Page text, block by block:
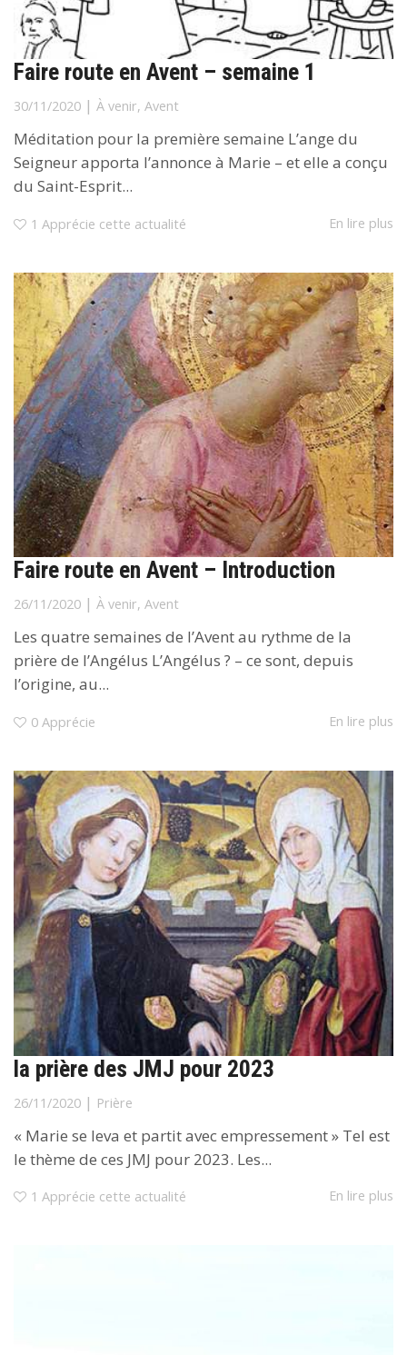
Faire route en Avent – semaine 1
30/11/2020 | À venir, Avent
Méditation pour la première semaine L’ange du
Seigneur apporta l’annonce à Marie – et elle a conçu
du Saint-Esprit...
1 Apprécie cette actualité En lire plus
Faire route en Avent – Introduction
26/11/2020 | À venir, Avent
Les quatre semaines de l’Avent au rythme de la
prière de l’Angélus L’Angélus ? – ce sont, depuis
l’origine, au...
0 Apprécie En lire plus
la prière des JMJ pour 2023
26/11/2020 | Prière
« Marie se leva et partit avec empressement » Tel est
le thème de ces JMJ pour 2023. Les...
1 Apprécie cette actualité En lire plus